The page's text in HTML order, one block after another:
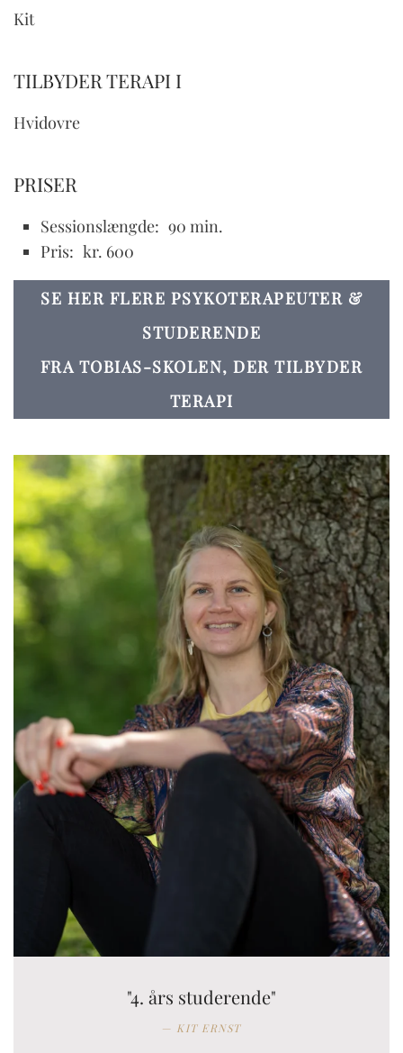
Kit
TILBYDER TERAPI I
Hvidovre
PRISER
Sessionslængde: 90 min.
Pris: kr. 600
SE HER FLERE PSYKOTERAPEUTER &
STUDERENDE
FRA TOBIAS-SKOLEN, DER TILBYDER
TERAPI
"4. års studerende"
KIT ERNST